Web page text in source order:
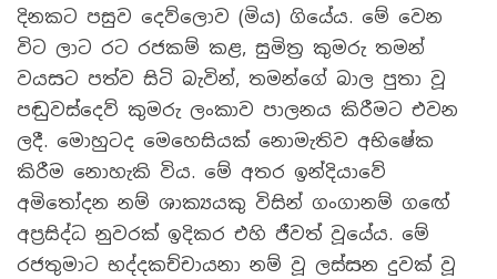
දිනකට පසුව දෙව්ලොව (මිය) ගියේය. මේ වෙන
විට ලාට රට රජකම් කළ, සුමිත්‍ර කුමරු තමන්
වයසට පත්ව සිටි බැවින්, තමන්ගේ බාල පුතා වූ
පඬුවස්දෙව් කුමරු ලංකාව පාලනය කිරීමට එවන
ලදී. මොහුටද මෙහෙසියක් නොමැතිව අභිෂේක
කිරීම නොහැකි විය. මේ අතර ඉන්දියාවේ
අමිතෝදන නම් ශාක්‍යයකු විසින් ගංගානම් ගඟේ
අප්‍රසිද්ධ නුවරක් ඉදිකර එහි ජීවත් වූයේය. මේ
රජතුමාට භද්දකච්චායනා නම් වූ ලස්සන දුවක් වූ